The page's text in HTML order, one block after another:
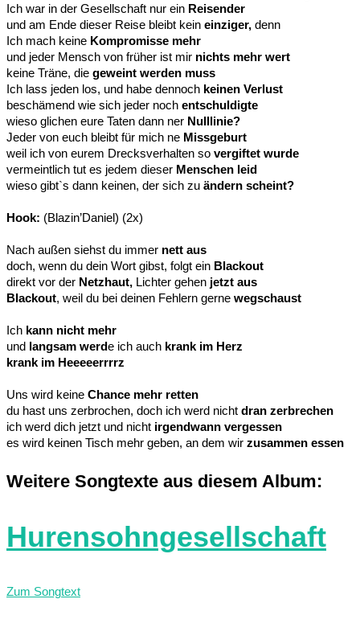
Ich war in der Gesellschaft nur ein Reisender
und am Ende dieser Reise bleibt kein einziger, denn
Ich mach keine Kompromisse mehr
und jeder Mensch von früher ist mir nichts mehr wert
keine Träne, die geweint werden muss
Ich lass jeden los, und habe dennoch keinen Verlust
beschämend wie sich jeder noch entschuldigte
wieso glichen eure Taten dann ner Nulllinie?
Jeder von euch bleibt für mich ne Missgeburt
weil ich von eurem Drecksverhalten so vergiftet wurde
vermeintlich tut es jedem dieser Menschen leid
wieso gibt`s dann keinen, der sich zu ändern scheint?
Hook: (Blazin’Daniel) (2x)
Nach außen siehst du immer nett aus
doch, wenn du dein Wort gibst, folgt ein Blackout
direkt vor der Netzhaut, Lichter gehen jetzt aus
Blackout, weil du bei deinen Fehlern gerne wegschaust
Ich kann nicht mehr
und
langsam werde ich auch krank im Herz
krank im Heeeeerrrrz
Uns wird keine Chance mehr retten
du hast uns zerbrochen, doch ich werd nicht dran zerbrechen
ich werd dich jetzt und nicht irgendwann vergessen
es wird keinen Tisch mehr geben, an dem wir zusammen essen
Weitere Songtexte aus diesem Album:
Hurensohngesellschaft
Zum Songtext